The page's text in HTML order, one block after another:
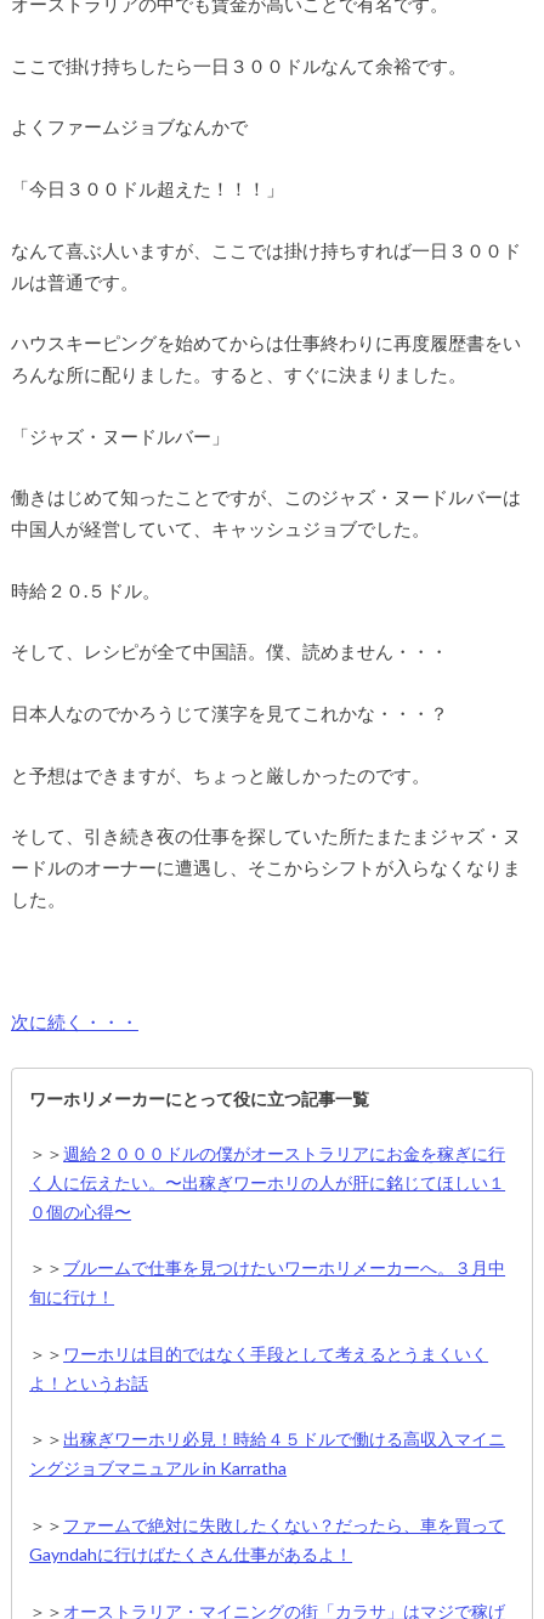
ここで掛け持ちしたら一日３００ドルなんて余裕です。
よくファームジョブなんかで
「今日３００ドル超えた！！！」
なんて喜ぶ人いますが、ここでは掛け持ちすれば一日３００ド
ルは普通です。
ハウスキーピングを始めてからは仕事終わりに再度履歴書をい
ろんな所に配りました。すると、すぐに決まりました。
「ジャズ・ヌードルバー」
働きはじめて知ったことですが、このジャズ・ヌードルバーは
中国人が経営していて、キャッシュジョブでした。
時給２０.５ドル。
そして、レシピが全て中国語。僕、読めません・・・
日本人なのでかろうじて漢字を見てこれかな・・・？
と予想はできますが、ちょっと厳しかったのです。
そして、引き続き夜の仕事を探していた所たまたまジャズ・ヌ
ードルのオーナーに遭遇し、そこからシフトが入らなくなりま
した。
次に続く・・・
ワーホリメーカーにとって役に立つ記事一覧
＞＞週給２０００ドルの僕がオーストラリアにお金を稼ぎに行
く人に伝えたい。〜出稼ぎワーホリの人が肝に銘じてほしい１
０個の心得〜
＞＞ ブルームで仕事を見つけたいワーホリメーカーへ。３月中
旬に行け！
＞＞ ワーホリは目的ではなく手段として考えるとうまくいく
よ！というお話
＞＞ 出稼ぎワーホリ必見！時給４５ドルで働ける高収入マイニ
ングジョブマニュアル in Karratha
＞＞ ファームで絶対に失敗したくない？だったら、車を買って
Gayndahに行けばたくさん仕事があるよ！
＞＞ オーストラリア・マイニングの街「カラサ」はマジで稼げ